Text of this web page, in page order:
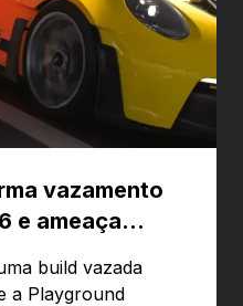
vazamento
e ameaça
build vazada
a Playground